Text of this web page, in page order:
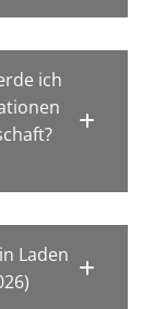
ich
Laden